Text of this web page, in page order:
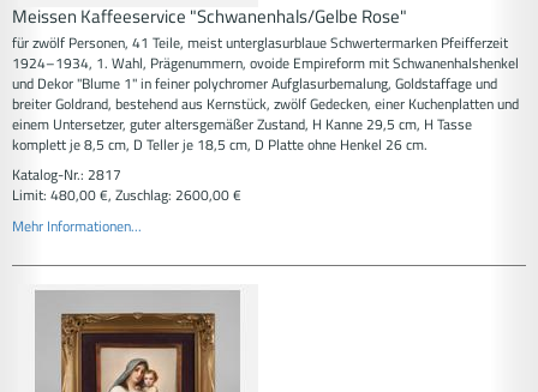
Meissen Kaffeeservice "Schwanenhals/Gelbe Rose"
für zwölf Personen, 41 Teile, meist unterglasurblaue Schwertermarken Pfeifferzeit
1924–1934, 1. Wahl, Prägenummern, ovoide Empireform mit Schwanenhalshenkel
und Dekor "Blume 1" in feiner polychromer Aufglasurbemalung, Goldstaffage und
breiter Goldrand, bestehend aus Kernstück, zwölf Gedecken, einer Kuchenplatten und
einem Untersetzer, guter altersgemäßer Zustand, H Kanne 29,5 cm, H Tasse
komplett je 8,5 cm, D Teller je 18,5 cm, D Platte ohne Henkel 26 cm.
Katalog-Nr.: 2817
Limit: 480,00 €, Zuschlag: 2600,00 €
Mehr Informationen...